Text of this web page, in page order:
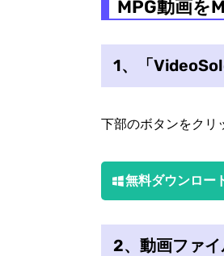
MPG動画を
1、「
下部のボタンをクリ
無料ダウンロー
2、動画ファ